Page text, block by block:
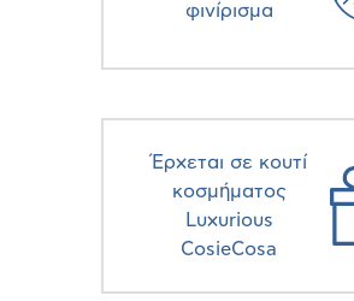
φινίρισμα
Έρχεται σε κουτί
κοσμήματος
Luxurious
CosieCosa